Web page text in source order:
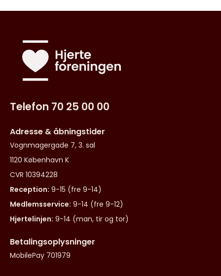
Telefon 70 25 00 00
Adresse & åbningstider
Vognmagergade 7, 3. sal
1120 København K
CVR 10394228
Reception: 9-15 (fre 9-14)
Medlemsservice: 9-14 (fre 9-12)
Hjertelinjen: 9-14 (man, tir og tor)
Betalingsoplysninger
MobilePay 701979